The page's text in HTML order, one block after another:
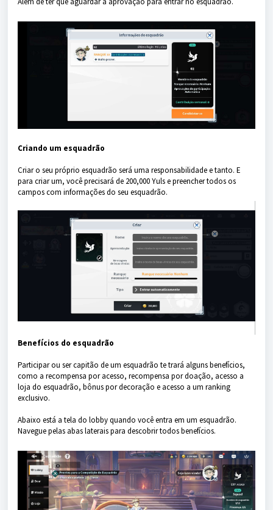
Criando um esquadrão
Criar o seu próprio esquadrão será uma responsabilidade e tanto. E
para criar um, você precisará de 200,000 Yuls e preencher todos os
campos com informações do seu esquadrão.
Benefícios do esquadrão
Participar ou ser capitão de um esquadrão te trará alguns benefícios,
como a recompensa por acesso, recompensa por doação, acesso a
loja do esquadrão, bônus por decoração e acesso a um ranking
exclusivo.
Abaixo está a tela do lobby quando você entra em um esquadrão.
Navegue pelas abas laterais para descobrir todos benefícios.